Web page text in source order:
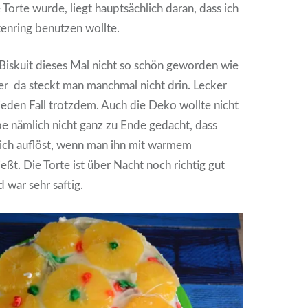
Torte wurde, liegt hauptsächlich daran, dass ich
benutzen wollte.
dieses Mal nicht so schön geworden wie
da steckt man manchmal nicht drin. Lecker
Fall trotzdem. Auch die Deko wollte nicht
nämlich nicht ganz zu Ende gedacht, dass
auflöst, wenn man ihn mit warmem
Die Torte ist über Nacht noch richtig gut
war sehr saftig.